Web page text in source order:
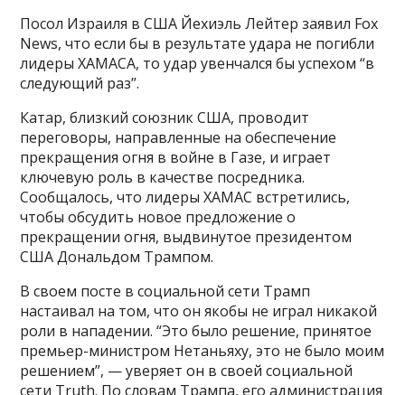
Посол Израиля в США Йехиэль Лейтер заявил Fox
News, что если бы в результате удара не погибли
лидеры ХАМАСА, то удар увенчался бы успехом “в
следующий раз”.
Катар, близкий союзник США, проводит
переговоры, направленные на обеспечение
прекращения огня в войне в Газе, и играет
ключевую роль в качестве посредника.
Сообщалось, что лидеры ХАМАС встретились,
чтобы обсудить новое предложение о
прекращении огня, выдвинутое президентом
США Дональдом Трампом.
В своем посте в социальной сети Трамп
настаивал на том, что он якобы не играл никакой
роли в нападении. “Это было решение, принятое
премьер-министром Нетаньяху, это не было моим
решением”, — уверяет он в своей социальной
сети Truth. По словам Трампа, его администрация